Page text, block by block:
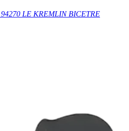
LE KREMLIN BICETRE